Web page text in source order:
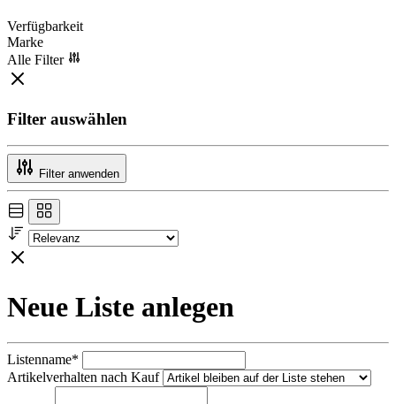
Verfügbarkeit
Marke
Alle Filter
Filter auswählen
Filter anwenden
Neue Liste anlegen
Listenname*
Artikelverhalten nach Kauf